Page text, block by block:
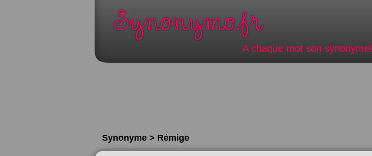
A chaque mot son synonyme!
Synonyme > Rémige